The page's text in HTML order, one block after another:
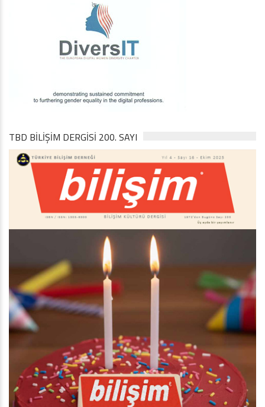
TBD BILIŞIM DERGISI 200. SAYI